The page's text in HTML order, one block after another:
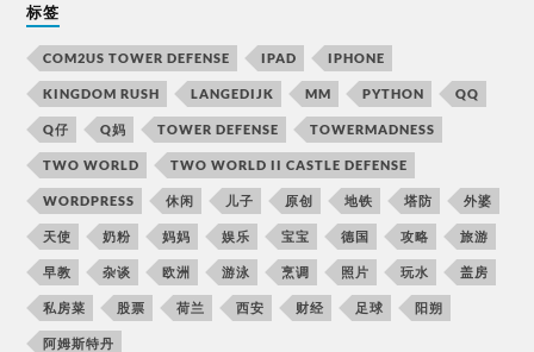
标签
COM2US TOWER DEFENSE IPAD IPHONE
KINGDOM RUSH LANGEDIJK MM PYTHON QQ
Q仔 Q妈 TOWER DEFENSE TOWERMADNESS
TWO WORLD TWO WORLD II CASTLE DEFENSE
WORDPRESS 休闲 儿子 原创 地铁 塔防 外婆
天使 奶粉 妈妈 娱乐 宝宝 德国 攻略 旅游
早教 杂谈 欧洲 游泳 烹调 照片 玩水 盖房
私房菜 股票 荷兰 西安 财经 足球 阳朔
阿姆斯特丹